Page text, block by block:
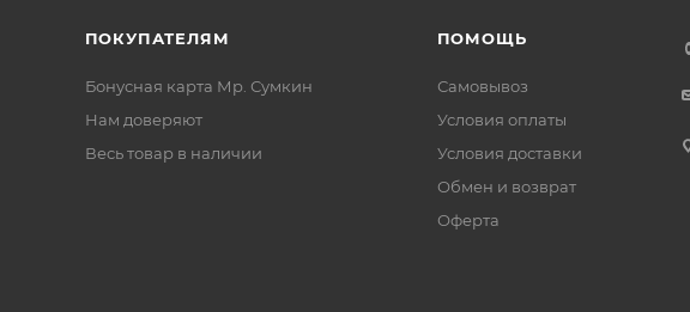
ПОКУПАТЕЛЯМ
Бонусная карта Мр. Сумкин
Нам доверяют
Весь товар в наличии
ПОМОЩЬ
Самовывоз
Условия оплаты
Условия доставки
Обмен и возврат
Оферта